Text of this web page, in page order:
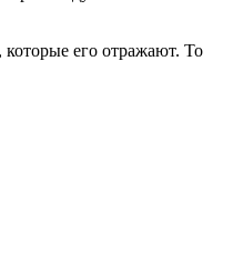
которые его отражают. То